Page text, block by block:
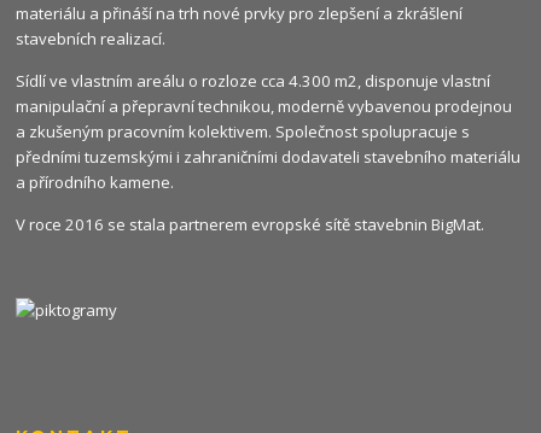
materiálu a přináší na trh nové prvky pro zlepšení a zkrášlení
stavebních realizací.
Sídlí ve vlastním areálu o rozloze cca 4.300 m2, disponuje vlastní
manipulační a přepravní technikou, moderně vybavenou prodejnou
a zkušeným pracovním kolektivem. Společnost spolupracuje s
předními tuzemskými i zahraničními dodavateli stavebního materiálu
a přírodního kamene.
V roce 2016 se stala partnerem evropské sítě stavebnin BigMat.